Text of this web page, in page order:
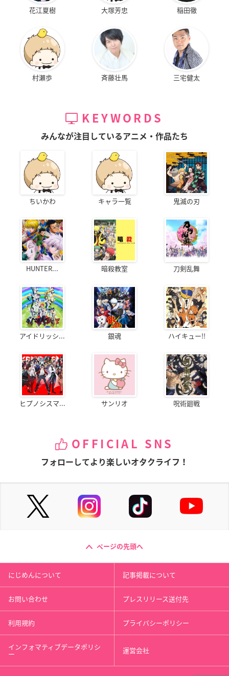
花江夏樹 大塚芳忠 稲田徹
村瀬歩 斉藤壮馬 三宅健太
KEYWORDS
みんなが注目しているアニメ・作品たち
ちいかわ キャラ一覧 鬼滅の刃
HUNTER... 暗殺教室 刀剣乱舞
アイドリッシ... 銀魂 ハイキュー!!
ヒプノシスマ... サンリオ 呪術廻戦
OFFICIAL SNS
フォローしてより楽しいオタクライフ！
ページの先頭へ
にじめんについて 記事掲載について
お問い合わせ プレスリリース送付先
利用規約 プライバシーポリシー
インフォマティブデータポリシ
ー 運営会社